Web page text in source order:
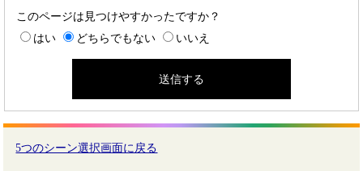
このページは見つけやすかったですか？
はい
どちらでもない いいえ
5つのシーン選択画面に戻る